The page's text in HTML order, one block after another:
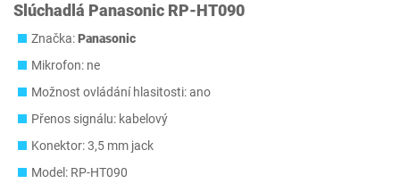
Slúchadlá Panasonic RP-HT090
Značka:Panasonic
Mikrofon: ne
Možnost ovládání hlasitosti: ano
Přenos signálu: kabelový
Konektor: 3,5 mm jack
Model: RP-HT090